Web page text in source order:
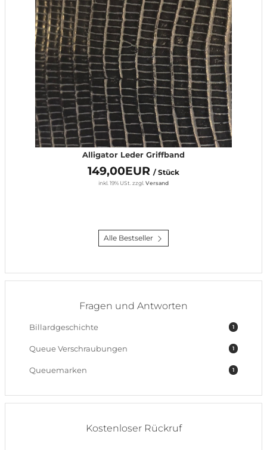
Alligator Leder Griffband
149,00EUR / Stück
inkl. 19% USt. zzgl. Versand
Alle Bestseller
Fragen und Antworten
1
Billardgeschichte
1
Queue Verschraubungen
1
Queuemarken
Kostenloser Rückruf